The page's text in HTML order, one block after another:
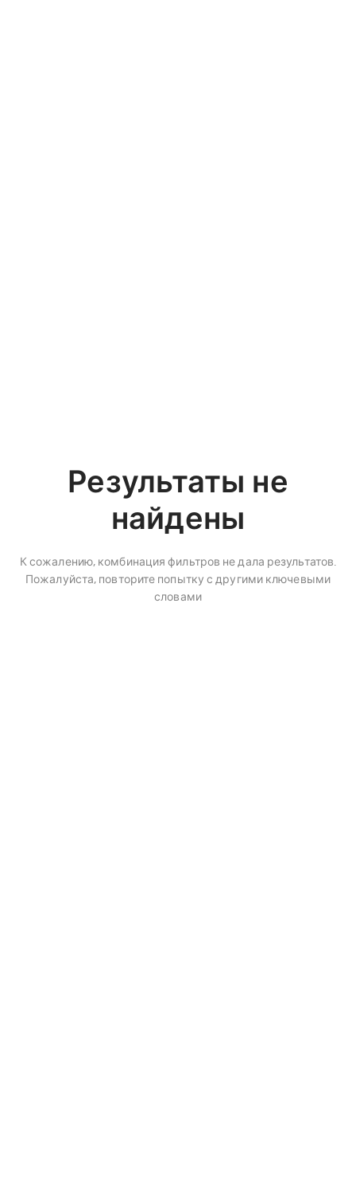
Результаты не
найдены
К сожалению, комбинация фильтров не дала результатов.
Пожалуйста, повторите попытку с другими ключевыми
словами